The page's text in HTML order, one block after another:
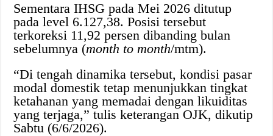
Sementara IHSG pada Mei 2026 ditutup
pada level 6.127,38. Posisi tersebut
terkoreksi 11,92 persen dibanding bulan
sebelumnya (month to month/mtm).
“Di tengah dinamika tersebut, kondisi pasar
modal domestik tetap menunjukkan tingkat
ketahanan yang memadai dengan likuiditas
yang terjaga,” tulis keterangan OJK, dikutip
Sabtu (6/6/2026).